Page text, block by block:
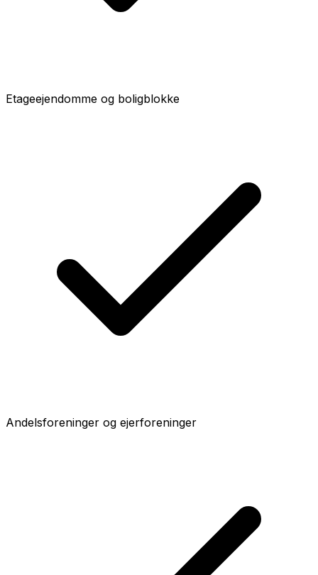
Etageejendomme og boligblokke
Andelsforeninger og ejerforeninger